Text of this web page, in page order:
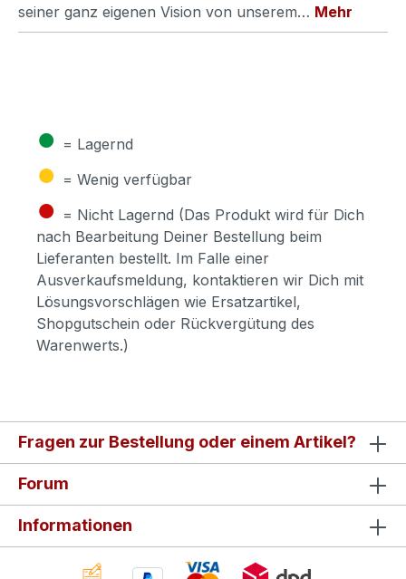
seiner ganz eigenen Vision von unserem… Mehr
● = Lagernd
● = Wenig verfügbar
● = Nicht Lagernd (Das Produkt wird für Dich
nach Bearbeitung Deiner Bestellung beim
Lieferanten bestellt. Im Falle einer
Ausverkaufsmeldung, kontaktieren wir Dich mit
Lösungsvorschlägen wie Ersatzartikel,
Shopgutschein oder Rückvergütung des
Warenwerts.)
Fragen zur Bestellung oder einem Artikel?
Forum
Informationen